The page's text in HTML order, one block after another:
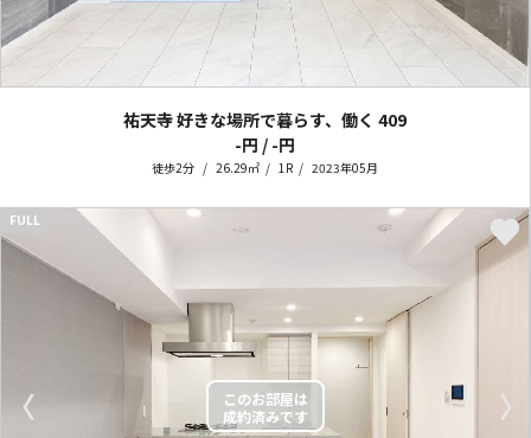
祐天寺 好きな場所で暮らす、働く 409
-円 / -円
徒歩2分 26.29㎡ 1R 2023年05月
〈 〉
FULL